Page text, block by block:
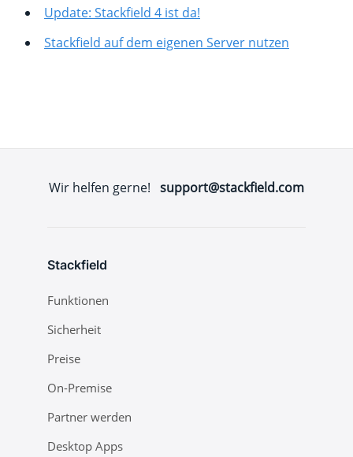
Update: Stackfield 4 ist da!
Stackfield auf dem eigenen Server nutzen
Wir helfen gerne! support@stackfield.com
Stackfield
Funktionen
Sicherheit
Preise
On-Premise
Partner werden
Desktop Apps